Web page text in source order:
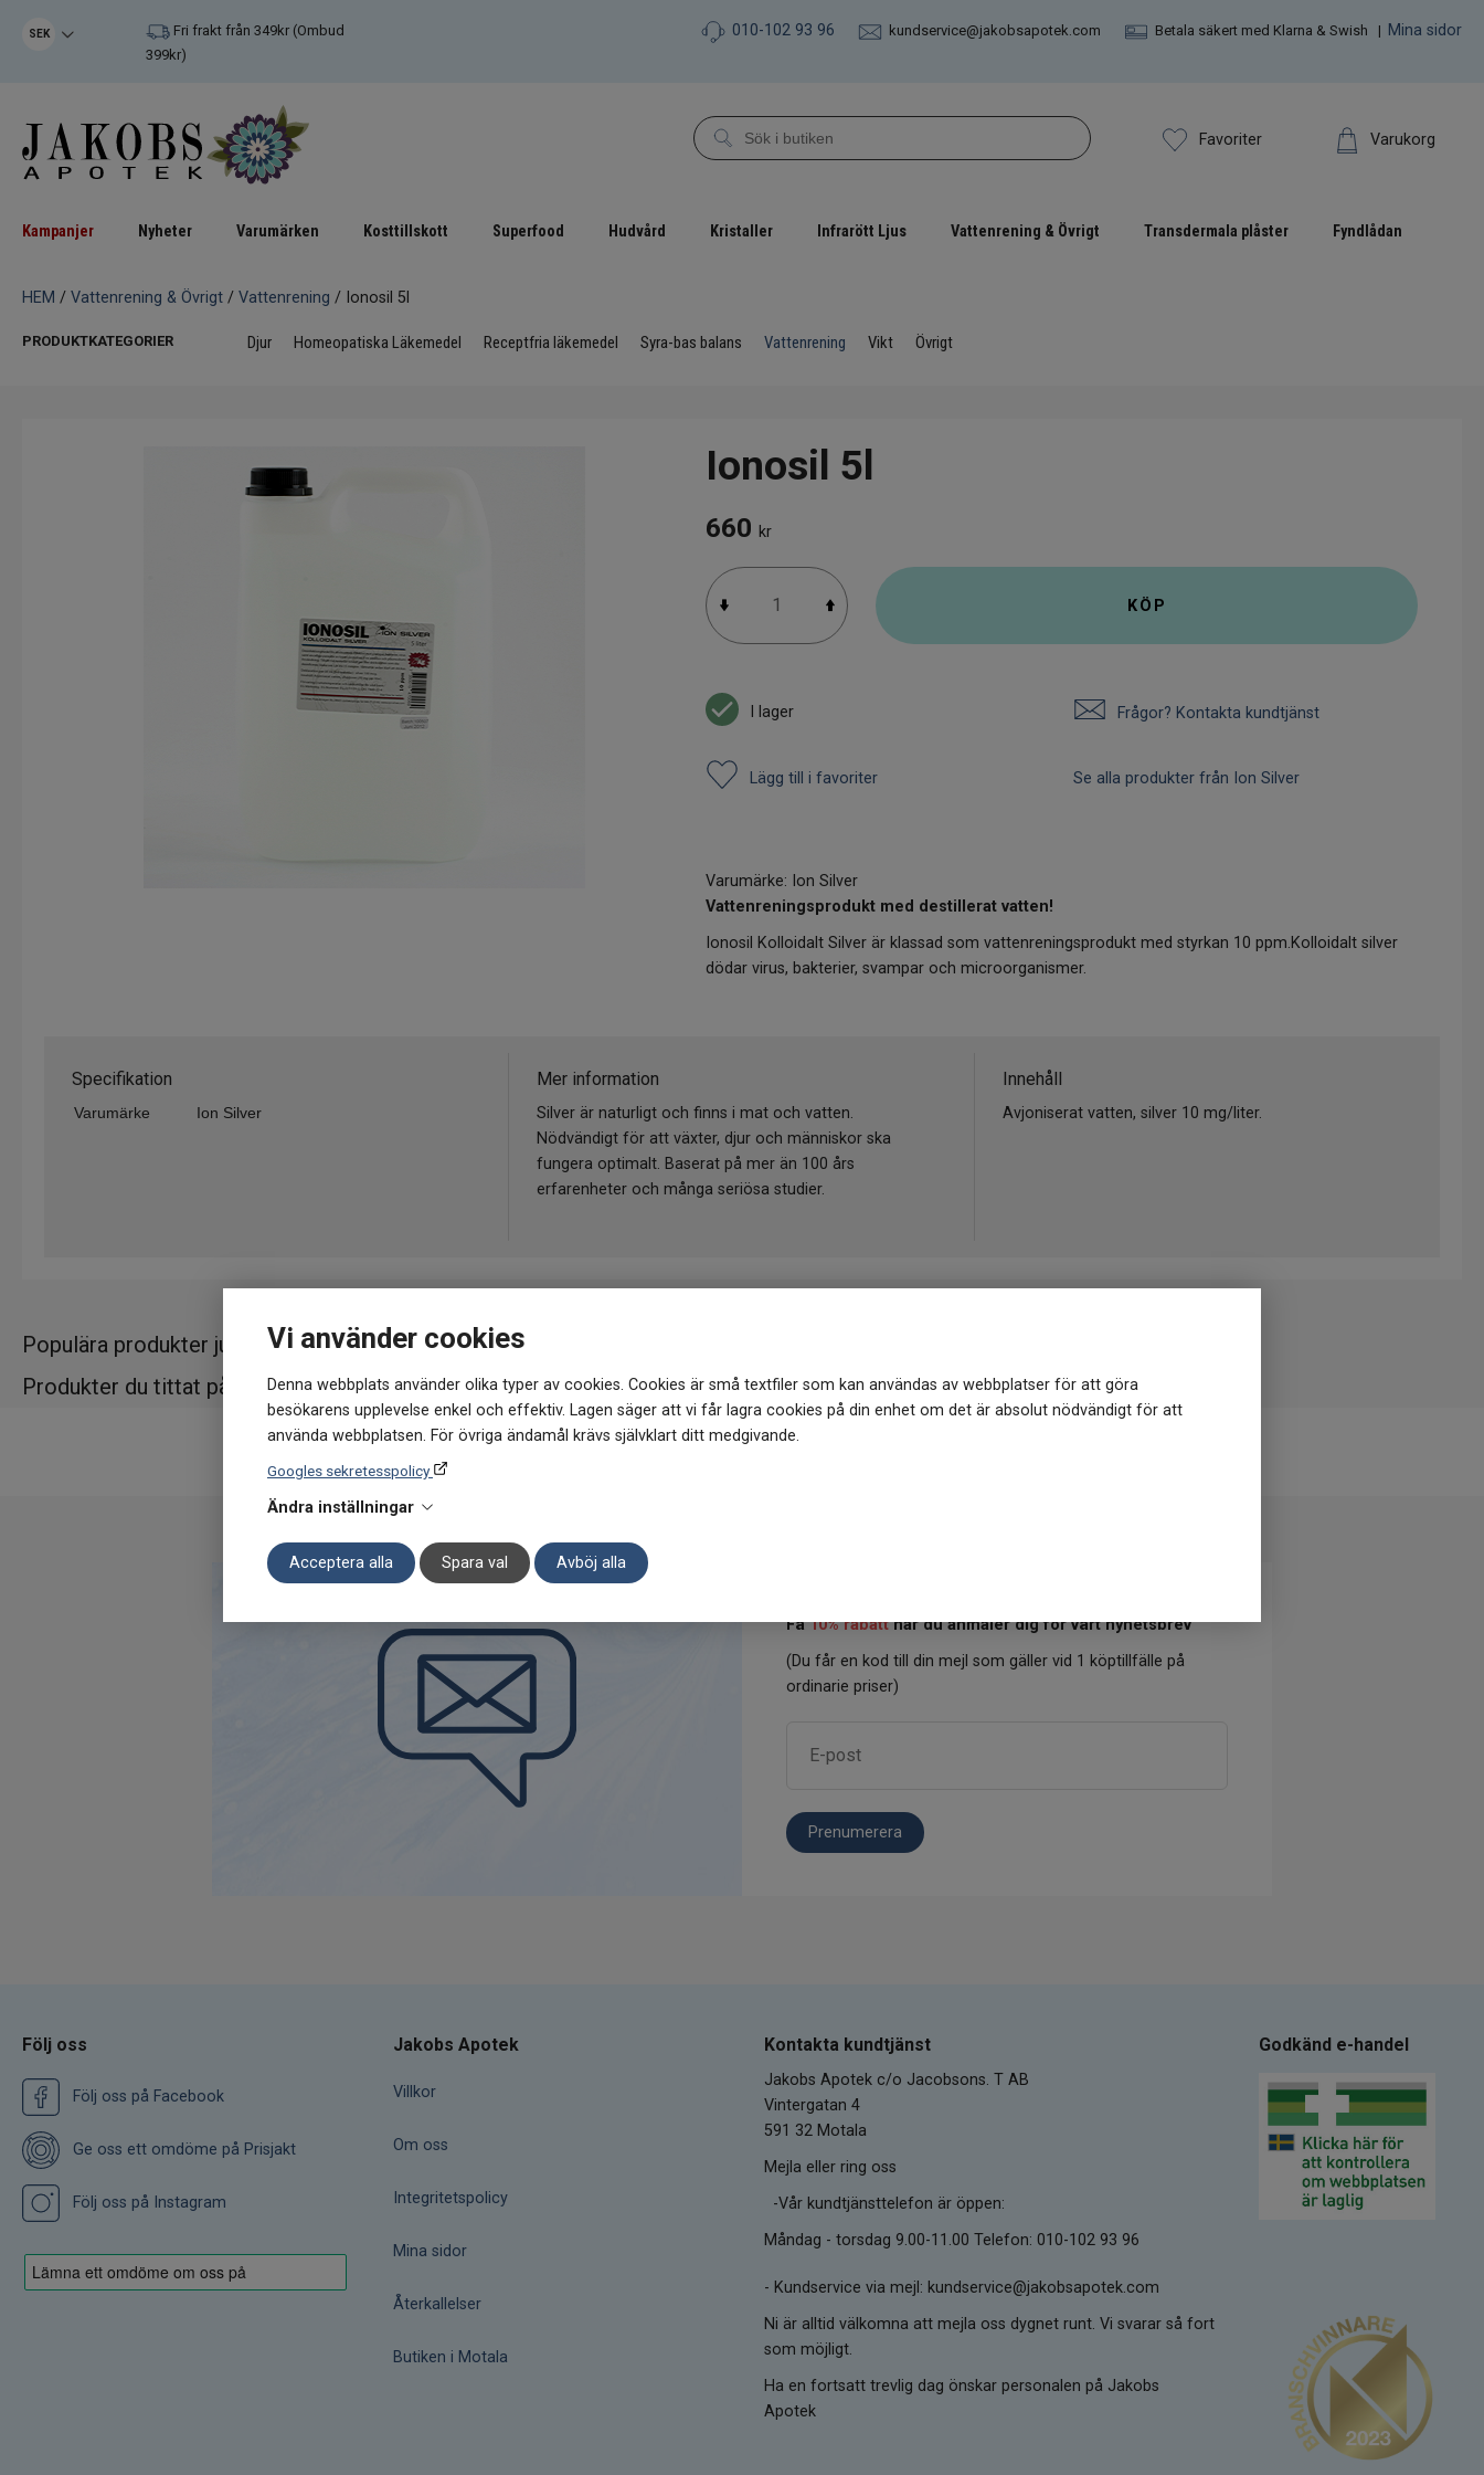
Vi använder cookies
Denna webbplats använder olika typer av cookies. Cookies är små textfiler som kan användas av webbplatser för att göra
besökarens upplevelse enkel och effektiv. Lagen säger att vi får lagra cookies på din enhet om det är absolut nödvändigt för att
använda webbplatsen. För övriga ändamål krävs självklart ditt medgivande.
Googles sekretesspolicy
Ändra inställningar
Acceptera alla Spara val Avböj alla
SEK
Fri frakt från 349kr (Ombud
399kr)
010-102 93 96 kundservice@jakobsapotek.com Betala säkert med Klarna & Swish | Mina sidor
Favoriter Varukorg
Kampanjer Nyheter Varumärken Kosttillskott Superfood Hudvård Kristaller Infrarött Ljus Vattenrening & Övrigt Transdermala plåster Fyndlådan
HEM / Vattenrening & Övrigt / Vattenrening / Ionosil 5l
PRODUKTKATEGORIER Djur Homeopatiska Läkemedel Receptfria läkemedel Syra-bas balans Vattenrening Vikt Övrigt
Ionosil 5l
660kr
KÖP
I lager Frågor? Kontakta kundtjänst
Lägg till i favoriter Se alla produkter från Ion Silver
Vattenreningsprodukt med destillerat vatten!
Ionosil Kolloidalt Silver är klassad som vattenreningsprodukt med styrkan 10 ppm.Kolloidalt silver
dödar virus, bakterier, svampar och microorganismer.
Specifikation
Varumärke Ion Silver
Mer information
Silver är naturligt och finns i mat och vatten.
Nödvändigt för att växter, djur och människor ska
fungera optimalt. Baserat på mer än 100 års
erfarenheter och många seriösa studier.
Innehåll
Avjoniserat vatten, silver 10 mg/liter.
Populära produkter just nu
Produkter du tittat på
Få10% rabattnär du anmäler dig för vårt nyhetsbrev
(Du får en kod till din mejl som gäller vid 1 köptillfälle på
ordinarie priser)
Prenumerera
Följ oss
Följ oss på Facebook
Ge oss ett omdöme på Prisjakt
Följ oss på Instagram
Jakobs Apotek
Villkor
Om oss
Integritetspolicy
Mina sidor
Återkallelser
Butiken i Motala
Kontakta kundtjänst
Jakobs Apotek c/o Jacobsons. T AB
Vintergatan 4
591 32 Motala
Mejla eller ring oss
-Vår kundtjänsttelefon är öppen:
Måndag - torsdag 9.00-11.00 Telefon: 010-102 93 96
- Kundservice via mejl: kundservice@jakobsapotek.com
Ni är alltid välkomna att mejla oss dygnet runt. Vi svarar så fort
som möjligt.
Ha en fortsatt trevlig dag önskar personalen på Jakobs
Apotek
Godkänd e-handel